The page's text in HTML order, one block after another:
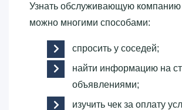
Узнать обслуживающую компанию
можно многими способами:
спросить у соседей;
найти информацию на
объявлениями;
изучить чек за оплату